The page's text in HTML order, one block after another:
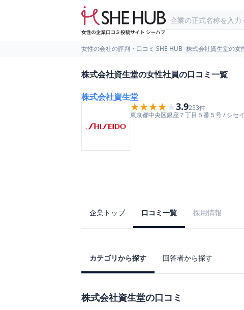
女性の会社の評判・口コミ SHE HUB 株式会社資生堂の女
株式会社資生堂の女性社員の口コミ一覧
株式会社資生堂
★★★★★
★★★★★3.9253件
東京都中央区銀座７丁目５番５号/シセ
企業トップ 口コミ一覧 採用情報
カテゴリから探す 回答者から探す
株式会社資生堂の口コミ